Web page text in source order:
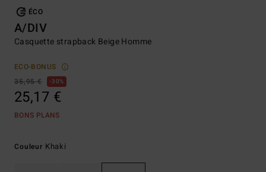
ÉCO
A/DIV
Casquette strapback Beige Homme
ECO-BONUS
35,95 €
30%
25,17 €
BONS PLANS
Couleur Khaki